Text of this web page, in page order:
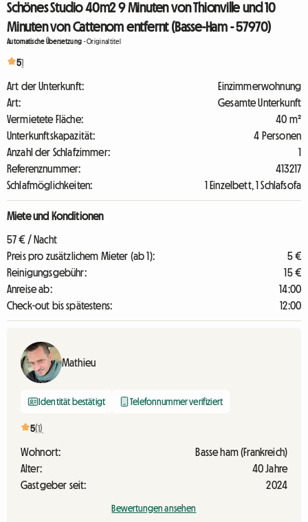
Schönes Studio 40m2 9 Minuten von Thionville und 10
Minuten von Cattenom entfernt (Basse-Ham - 57970)
Automatische Übersetzung -Originaltitel
51
Art der Unterkunft:
Einzimmerwohnung
Art:
Gesamte Unterkunft
Vermietete Fläche:
40 m²
Unterkunftskapazität:
4 Personen
Anzahl der Schlafzimmer:
1
Referenznummer:
413217
Schlafmöglichkeiten:
1 Einzelbett, 1 Schlafsofa
Miete und Konditionen
57 € / Nacht
Preis pro zusätzlichem Mieter (ab 1):
5 €
Reinigungsgebühr:
15 €
Anreise ab:
14:00
Check-out bis spätestens:
12:00
Mathieu
Identität bestätigt Telefonnummer verifiziert
5(1)
Wohnort:
Basse ham (Frankreich)
Alter:
40 Jahre
Gastgeber seit:
2024
Bewertungen ansehen